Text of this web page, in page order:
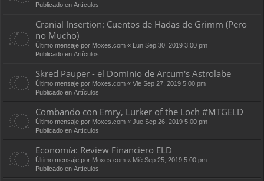
Publicado en Artículos
Cranial Insertion: Cuentos de Hadas de Grimm (Pero
no Mucho)
Último mensaje por Moxes.com « Lun Sep 30, 2019 3:00 pm
Publicado en Artículos
Skred Pauper - el Dominio de Arcum's Astrolabe
Último mensaje por Moxes.com « Vie Sep 27, 2019 5:00 pm
Publicado en Artículos
Combando con Emry, Lurker of the Loch #MTGELD
Último mensaje por Moxes.com « Jue Sep 26, 2019 5:00 pm
Publicado en Artículos
Economía: Review Financiero ELD
Último mensaje por Moxes.com « Mié Sep 25, 2019 5:00 pm
Publicado en Artículos